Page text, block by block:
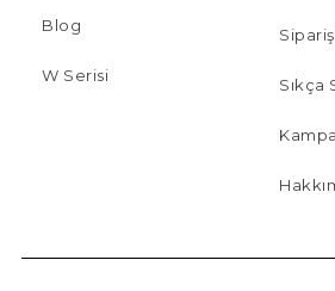
Blog
W Serisi Sıkça